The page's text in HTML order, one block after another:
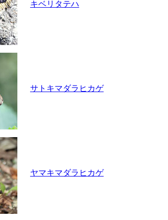
キベリタテハ
サトキマダラヒカゲ
ヤマキマダラヒカゲ